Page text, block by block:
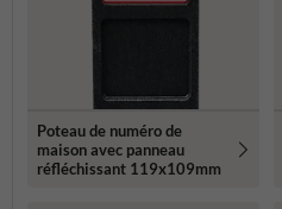
Poteau de numéro de
maison avec panneau
réfléchissant 119x109mm